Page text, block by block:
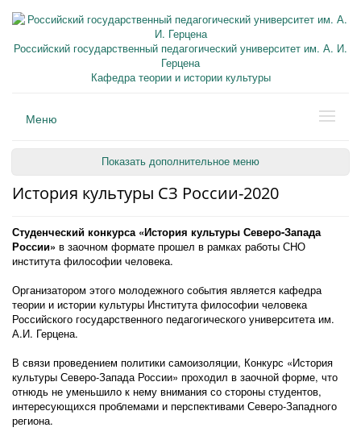
Российский государственный педагогический университет им. А. И.
Герцена
Кафедра теории и истории культуры
Меню
Показать дополнительное меню
История культуры СЗ России-2020
Студенческий конкурса «История культуры Северо-Запада
России» в заочном формате прошел в рамках работы СНО
института философии человека.
Организатором этого молодежного события является кафедра
теории и истории культуры Института философии человека
Российского государственного педагогического университета им.
А.И. Герцена.
В связи проведением политики самоизоляции, Конкурс «История
культуры Северо-Запада России» проходил в заочной форме, что
отнюдь не уменьшило к нему внимания со стороны студентов,
интересующихся проблемами и перспективами Северо-Западного
региона.